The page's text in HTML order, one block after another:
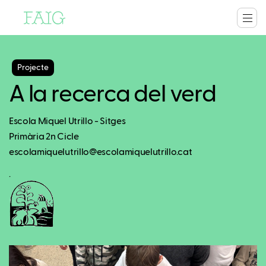
Projecte
A la recerca del verd
Escola Miquel Utrillo - Sitges
Primària 2n Cicle
escolamiquelutrillo@escolamiquelutrillo.cat
.